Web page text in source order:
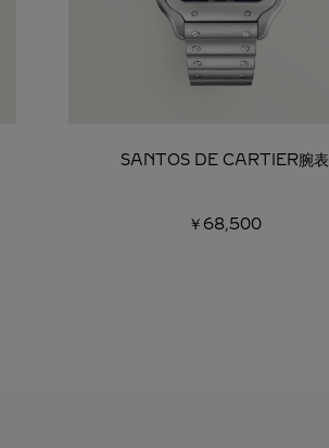
SANTOS DE CARTIER腕表
￥68,500